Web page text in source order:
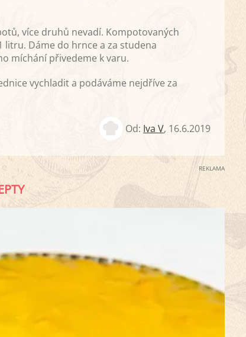
více druhů nevadí. Kompotovaných
Dáme do hrnce a za studena
míchání přivedeme k varu.
vychladit a podáváme nejdříve za
Od: Iva V, 16.6.2019
REKLAMA